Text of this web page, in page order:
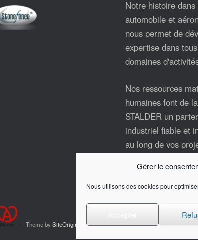
Gérer le
Nous utilisons des cookies pour
Notre histoire
automobile et
nous permet de
expertise dans
domaines
Nos ressources
humaines font de
STALDER un
industriel fiable et
au long de vos
Contactez-nous
d'informations.
Theme bySiteOrigin